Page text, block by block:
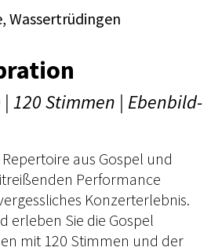
Wassertrüdingen
| 120 Stimmen | Ebenbild-
aus Gospel und
Performance
Konzerterlebnis.
erleben Sie die Gospel
mit 120 Stimmen und der